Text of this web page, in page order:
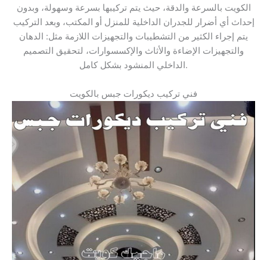
الكويت بالسرعة والدقة، حيث يتم تركيبها بسرعة وسهولة، وبدون
إحداث أي أضرار للجدران الداخلية للمنزل أو المكتب، وبعد التركيب
يتم إجراء الكثير من التشطيبات والتجهيزات اللازمة مثل: الدهان
والتجهيزات الإضاءة والأثاث والإكسسوارات، لتحقيق التصميم
الداخلي المنشود بشكل كامل.
فني تركيب ديكورات جبس بالكويت